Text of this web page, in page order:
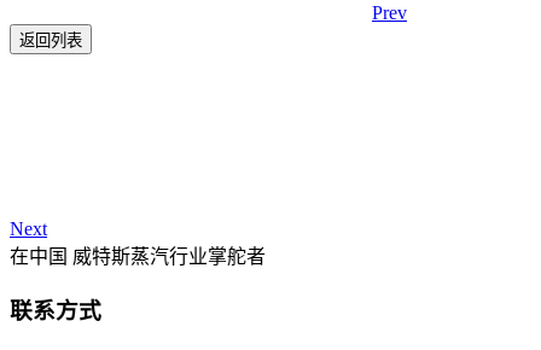
Prev
返回列表
Next
在中国 威特斯蒸汽行业掌舵者
联系方式